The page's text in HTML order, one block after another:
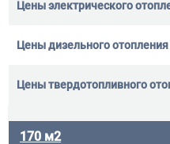
170 м2